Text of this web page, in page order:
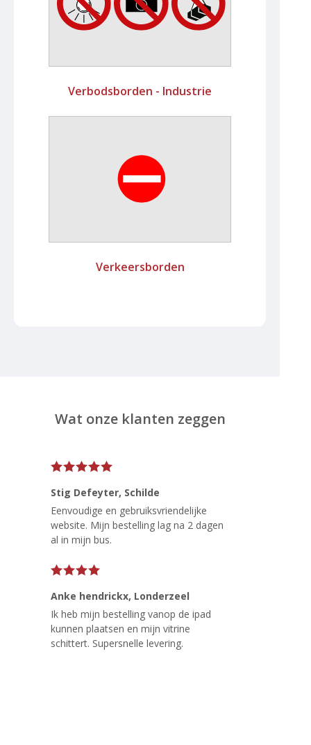
Verbodsborden - Industrie
Verkeersborden
Wat onze klanten zeggen
Stig Defeyter, Schilde
Eenvoudige en gebruiksvriendelijke
website. Mijn bestelling lag na 2 dagen
al in mijn bus.
Anke hendrickx, Londerzeel
Ik heb mijn bestelling vanop de ipad
kunnen plaatsen en mijn vitrine
schittert. Supersnelle levering.